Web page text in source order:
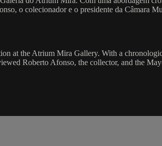
o colecionador e o presidente da Câmara
at the Atrium Mira Gallery. With a
Roberto Afonso, the collector, and the